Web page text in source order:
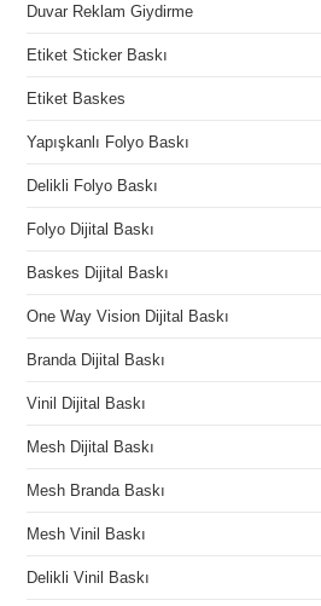
Duvar Reklam Giydirme
Etiket Sticker Baskı
Etiket Baskes
Yapışkanlı Folyo Baskı
Delikli Folyo Baskı
Folyo Dijital Baskı
Baskes Dijital Baskı
One Way Vision Dijital Baskı
Branda Dijital Baskı
Vinil Dijital Baskı
Mesh Dijital Baskı
Mesh Branda Baskı
Mesh Vinil Baskı
Delikli Vinil Baskı